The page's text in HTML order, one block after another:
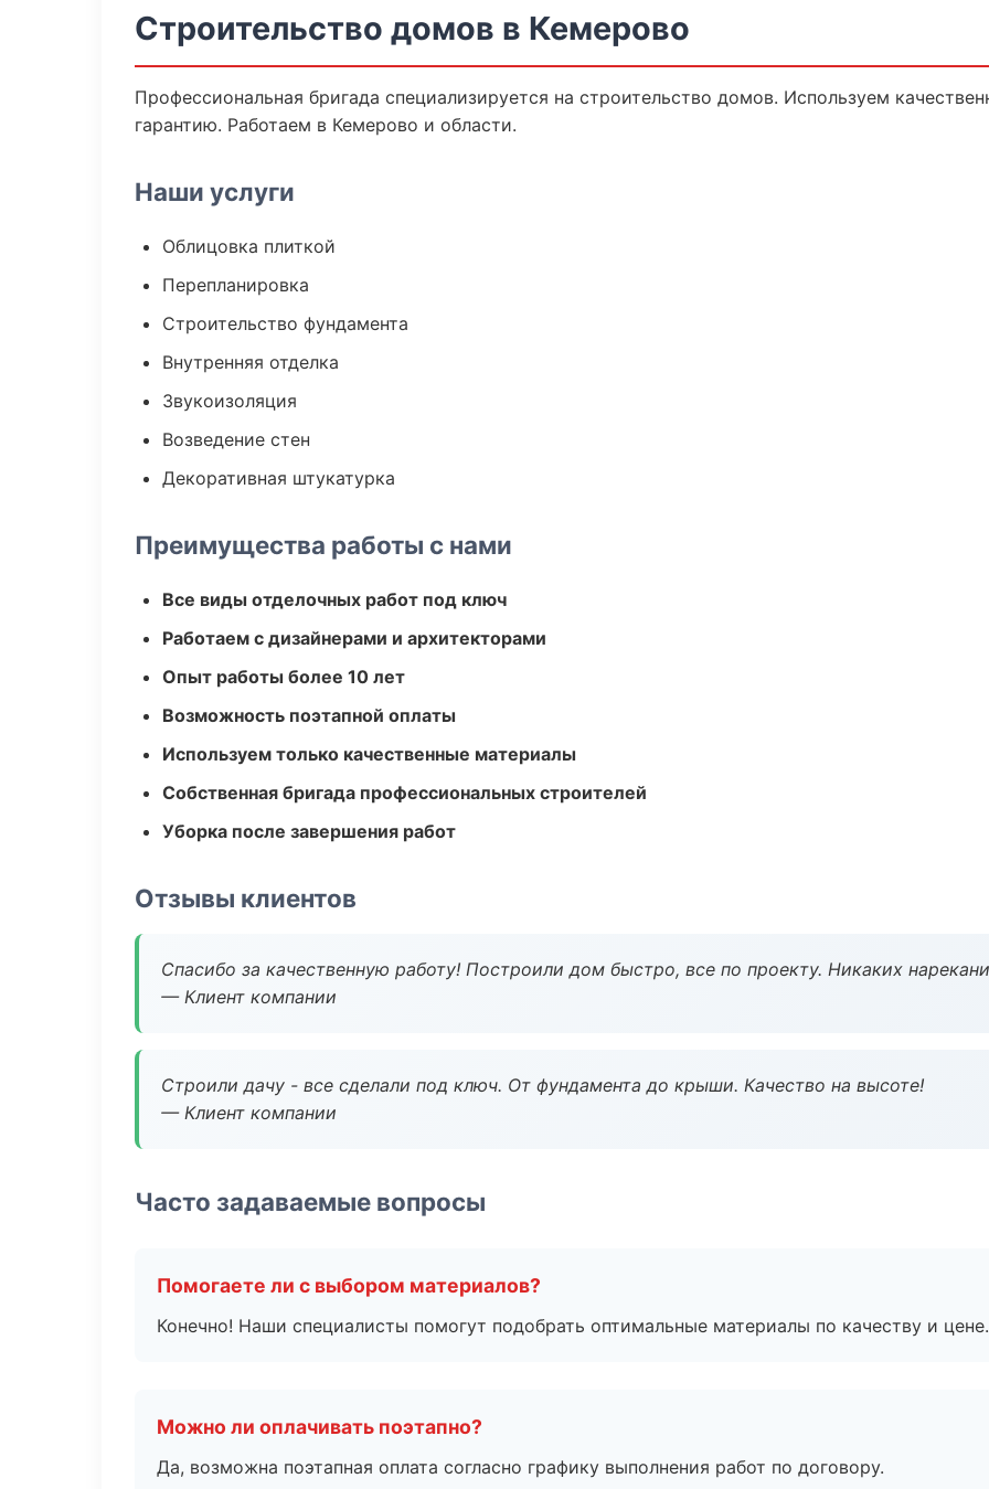
Строительство домов в Кемерово
Профессиональная бригада специализируется на строительство домов. Используем
гарантию. Работаем в Кемерово и области.
Наши услуги
Облицовка плиткой
Перепланировка
Строительство фундамента
Внутренняя отделка
Звукоизоляция
Возведение стен
Декоративная штукатурка
Преимущества работы с нами
Все виды отделочных работ под ключ
Работаем с дизайнерами и архитекторами
Опыт работы более 10 лет
Возможность поэтапной оплаты
Используем только качественные материалы
Собственная бригада профессиональных строителей
Уборка после завершения работ
Отзывы клиентов
Спасибо за качественную работу! Построили дом быстро, все по проекту. Никаких
— Клиент компании
Строили дачу - все сделали под ключ. От фундамента до крыши. Качество на высоте!
— Клиент компании
Часто задаваемые вопросы
Помогаете ли с выбором материалов?
Конечно! Наши специалисты помогут подобрать оптимальные материалы по качеству и цене.
Можно ли оплачивать поэтапно?
Да, возможна поэтапная оплата согласно графику выполнения работ по договору.